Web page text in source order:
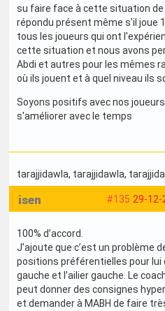
su faire face à cette situation
répondu présent même s'il joue
tous les joueurs qui ont
cette situation et nous avons
Abdi et autres pour les mêmes
où ils jouent et à quel niveau ils
Soyons positifs avec nos
s'améliorer avec le temps
tarajjidawla, tarajjidawla,
#135 29-12-
isen
100% d’accord.
J’ajoute que c’est un problème
positions préférentielles pour lui
gauche et l’ailier gauche. Le
peut donner des consignes
et demander à MABH de faire